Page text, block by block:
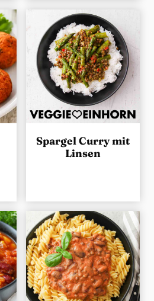
Spargel Curry mit
Linsen